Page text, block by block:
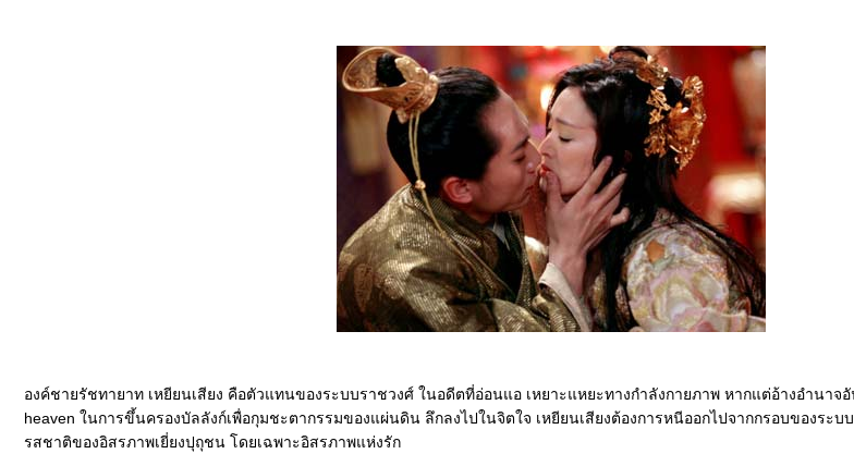
องค์ชายรัชทายาท เหยียนเสียง คือตัวแทนของระบบราชวงศ์ ในอดีตที่อ่อนแอ เหยาะแหยะทางกำลังกายภาพ หากแต่อ้างอำนาจ
heaven ในการขึ้นครองบัลลังก์เพื่อกุมชะตากรรมของแผ่นดิน ลึกลงไปในจิตใจ เหยียนเสียงต้องการหนีออกไปจากกรอบของระ
รสชาติของอิสรภาพเยี่ยงปุถุชน โดยเฉพาะอิสรภาพแห่งรัก